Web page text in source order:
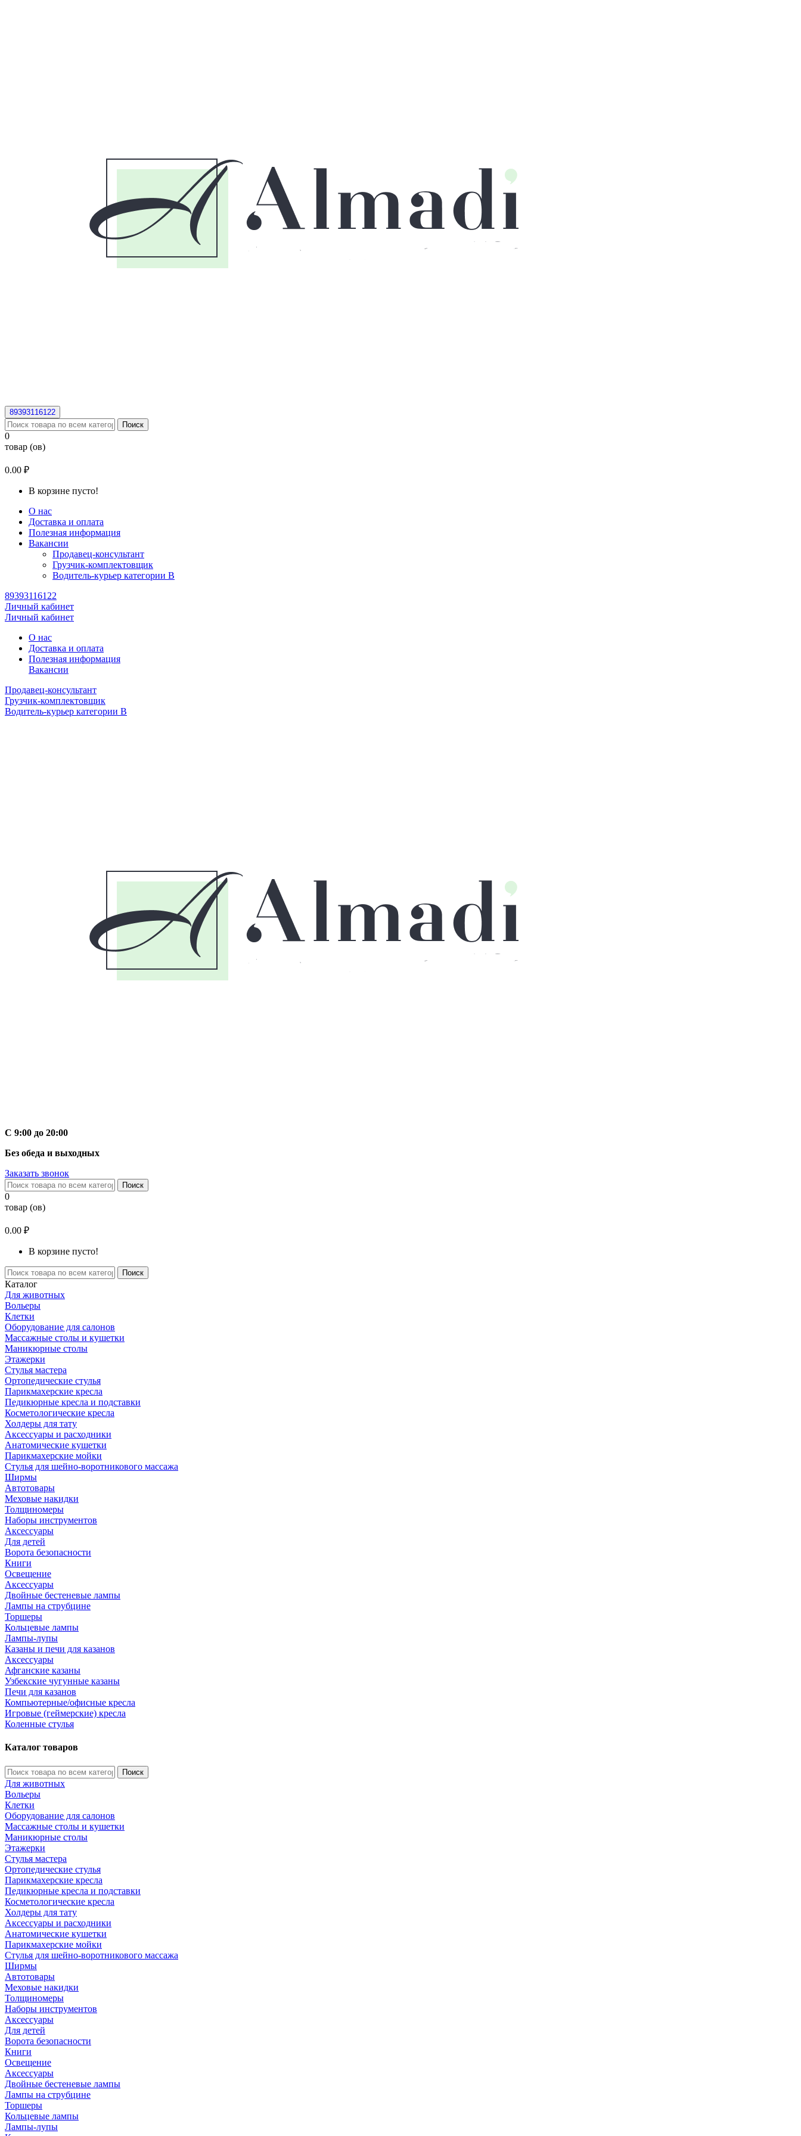
89393116122
Поиск
0
товар (ов)
0.00 ₽
В корзине пусто!
О нас
Доставка и оплата
Полезная информация
Вакансии
Продавец-консультант
Грузчик-комплектовщик
Водитель-курьер категории B
89393116122
Личный кабинет
Личный кабинет
О нас
Доставка и оплата
Полезная информация
Вакансии
Продавец-консультант
Грузчик-комплектовщик
Водитель-курьер категории B
С 9:00 до 20:00
Без обеда и выходных
Заказать звонок
Поиск
0
товар (ов)
0.00 ₽
В корзине пусто!
Поиск
Каталог
Для животных
Вольеры
Клетки
Оборудование для салонов
Массажные столы и кушетки
Маникюрные столы
Этажерки
Стулья мастера
Ортопедические стулья
Парикмахерские кресла
Педикюрные кресла и подставки
Косметологические кресла
Холдеры для тату
Аксессуары и расходники
Анатомические кушетки
Парикмахерские мойки
Стулья для шейно-воротникового массажа
Ширмы
Автотовары
Меховые накидки
Толщиномеры
Наборы инструментов
Аксессуары
Для детей
Ворота безопасности
Книги
Освещение
Аксессуары
Двойные бестеневые лампы
Лампы на струбцине
Торшеры
Кольцевые лампы
Лампы-лупы
Казаны и печи для казанов
Аксессуары
Афганские казаны
Узбекские чугунные казаны
Печи для казанов
Компьютерные/офисные кресла
Игровые (геймерские) кресла
Коленные стулья
Каталог товаров
Поиск
Для животных
Вольеры
Клетки
Оборудование для салонов
Массажные столы и кушетки
Маникюрные столы
Этажерки
Стулья мастера
Ортопедические стулья
Парикмахерские кресла
Педикюрные кресла и подставки
Косметологические кресла
Холдеры для тату
Аксессуары и расходники
Анатомические кушетки
Парикмахерские мойки
Стулья для шейно-воротникового массажа
Ширмы
Автотовары
Меховые накидки
Толщиномеры
Наборы инструментов
Аксессуары
Для детей
Ворота безопасности
Книги
Освещение
Аксессуары
Двойные бестеневые лампы
Лампы на струбцине
Торшеры
Кольцевые лампы
Лампы-лупы